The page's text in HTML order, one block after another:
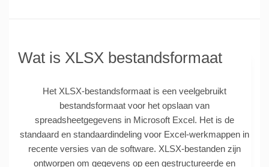
Wat is XLSX bestandsformaat
Het XLSX-bestandsformaat is een veelgebruikt
bestandsformaat voor het opslaan van
spreadsheetgegevens in Microsoft Excel. Het is de
standaard en standaardindeling voor Excel-werkmappen in
recente versies van de software. XLSX-bestanden zijn
ontworpen om gegevens op een gestructureerde en